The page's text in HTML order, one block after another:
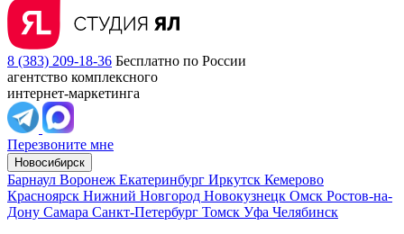
8 (383) 209-18-36 Бесплатно по России
агентство комплексного
интернет-маркетинга
Перезвоните мне
Новосибирск
Барнаул Воронеж Екатеринбург Иркутск Кемерово
Красноярск Нижний Новгород Новокузнецк Омск Ростов-на-
Дону Самара Санкт-Петербург Томск Уфа Челябинск